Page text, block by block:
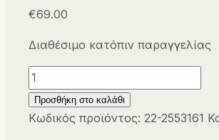
€69.00
Διαθέσιμο κατόπιν παραγγελίας
Κούκλα
Μωρό
Αγκαλιάς
Προσθήκη στο καλάθι
Κωδικός προϊόντος: 22-2553161